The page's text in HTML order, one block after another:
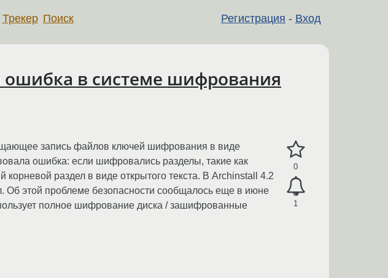
Регистрация - Вход
Трекер Поиск
​​ошибка в системе шифрования
0
1
запись файлов ключей шифрования в виде
ошибка: если шифровались разделы, такие как
раздел в виде открытого текста. В Archinstall 4.2
Об этой проблеме безопасности сообщалось еще в июне
полное шифрование диска / зашифрованные